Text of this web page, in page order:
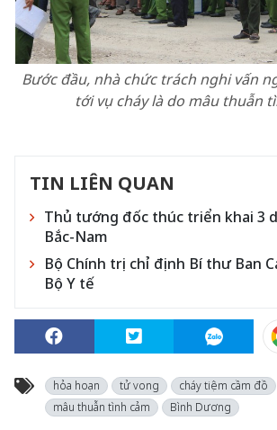
Bước đầu, nhà chức trách nghi vấn
tới vụ cháy là do mâu thuẫn
TIN LIÊN QUAN
Thủ tướng đốc thúc triển khai 3
Bắc-Nam
Bộ Chính trị chỉ định Bí thư Ban
Bộ Y tế
hỏa hoạn tử vong
cháy tiệm cầm đồ
mâu thuẫn tình cảm
Bình Dương